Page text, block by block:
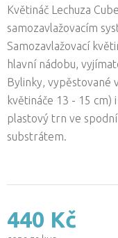
Květináč Lechuza
samozavlažovacím
Samozavlažovací
hlavní nádobu,
Bylinky, vypěstované
květináče 13 - 15
plastový trn ve
substrátem.
440 Kč